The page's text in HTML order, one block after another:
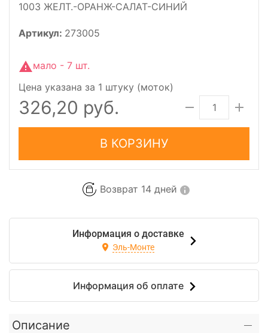
1003 ЖЕЛТ.-ОРАНЖ-САЛАТ-СИНИЙ
Артикул: 273005
Цена указана за 1 штуку (моток)
мало - 7 шт.
326,20 руб.
В КОРЗИНУ
Возврат 14 дней
Информация о доставке
Эль-Монте
Информация об оплате
Описание